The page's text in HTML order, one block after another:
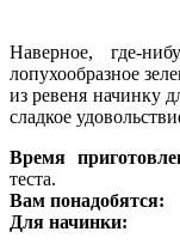
Наверное, где-
лопухообразное
из ревеня начинку
сладкое
Время
теста.
Вам понадобятся:
Для начинки: